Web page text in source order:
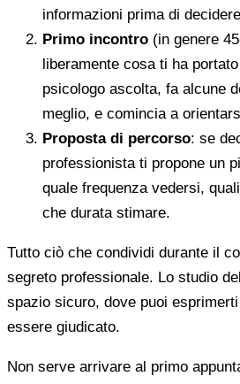
informazioni prima di
Primo incontro (in genere
liberamente cosa ti ha
psicologo ascolta, fa alcune
meglio, e comincia a
Proposta di percorso: se
professionista ti propone un
quale frequenza vedersi,
che durata stimare.
Tutto ciò che condividi durante il
segreto professionale. Lo studio
spazio sicuro, dove puoi
essere giudicato.
Non serve arrivare al primo